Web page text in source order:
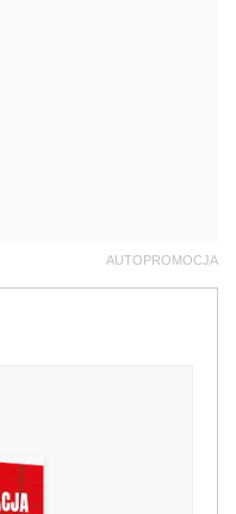
AUTOPROMOCJA